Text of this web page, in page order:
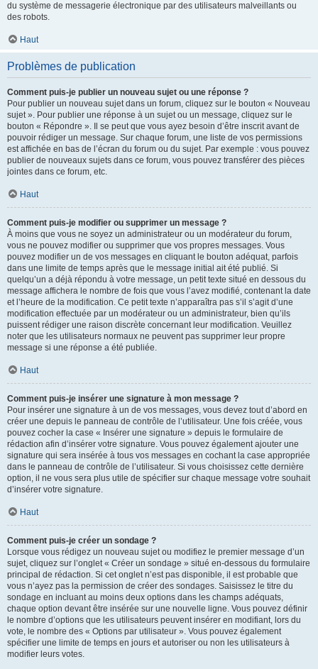
du système de messagerie électronique par des utilisateurs malveillants ou
des robots.
Haut
Problèmes de publication
Comment puis-je publier un nouveau sujet ou une réponse ?
Pour publier un nouveau sujet dans un forum, cliquez sur le bouton « Nouveau
sujet ». Pour publier une réponse à un sujet ou un message, cliquez sur le
bouton « Répondre ». Il se peut que vous ayez besoin d’être inscrit avant de
pouvoir rédiger un message. Sur chaque forum, une liste de vos permissions
est affichée en bas de l’écran du forum ou du sujet. Par exemple : vous pouvez
publier de nouveaux sujets dans ce forum, vous pouvez transférer des pièces
jointes dans ce forum, etc.
Haut
Comment puis-je modifier ou supprimer un message ?
À moins que vous ne soyez un administrateur ou un modérateur du forum,
vous ne pouvez modifier ou supprimer que vos propres messages. Vous
pouvez modifier un de vos messages en cliquant le bouton adéquat, parfois
dans une limite de temps après que le message initial ait été publié. Si
quelqu’un a déjà répondu à votre message, un petit texte situé en dessous du
message affichera le nombre de fois que vous l’avez modifié, contenant la date
et l’heure de la modification. Ce petit texte n’apparaîtra pas s’il s’agit d’une
modification effectuée par un modérateur ou un administrateur, bien qu’ils
puissent rédiger une raison discrète concernant leur modification. Veuillez
noter que les utilisateurs normaux ne peuvent pas supprimer leur propre
message si une réponse a été publiée.
Haut
Comment puis-je insérer une signature à mon message ?
Pour insérer une signature à un de vos messages, vous devez tout d’abord en
créer une depuis le panneau de contrôle de l’utilisateur. Une fois créée, vous
pouvez cocher la case « Insérer une signature » depuis le formulaire de
rédaction afin d’insérer votre signature. Vous pouvez également ajouter une
signature qui sera insérée à tous vos messages en cochant la case appropriée
dans le panneau de contrôle de l’utilisateur. Si vous choisissez cette dernière
option, il ne vous sera plus utile de spécifier sur chaque message votre souhait
d’insérer votre signature.
Haut
Comment puis-je créer un sondage ?
Lorsque vous rédigez un nouveau sujet ou modifiez le premier message d’un
sujet, cliquez sur l’onglet « Créer un sondage » situé en-dessous du formulaire
principal de rédaction. Si cet onglet n’est pas disponible, il est probable que
vous n’ayez pas la permission de créer des sondages. Saisissez le titre du
sondage en incluant au moins deux options dans les champs adéquats,
chaque option devant être insérée sur une nouvelle ligne. Vous pouvez définir
le nombre d’options que les utilisateurs peuvent insérer en modifiant, lors du
vote, le nombre des « Options par utilisateur ». Vous pouvez également
spécifier une limite de temps en jours et autoriser ou non les utilisateurs à
modifier leurs votes.